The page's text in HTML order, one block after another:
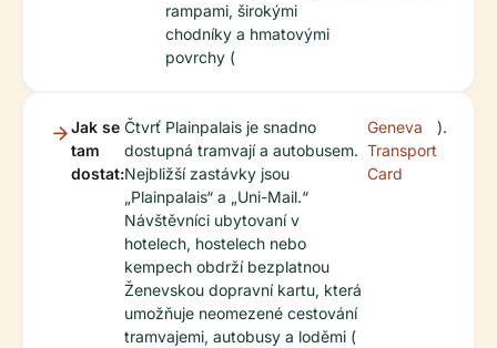
rampami, širokými
chodníky a hmatovými
povrchy (
Jak se
tam
dostat:
Čtvrť Plainpalais je snadno
dostupná tramvají a autobusem.
Nejbližší zastávky jsou
„Plainpalais“ a „Uni-Mail.“
Návštěvníci ubytovaní v
hotelech, hostelech nebo
kempech obdrží bezplatnou
Ženevskou dopravní kartu, která
umožňuje neomezené cestování
tramvajemi, autobusy a loděmi (
Geneva
Transport
Card
).